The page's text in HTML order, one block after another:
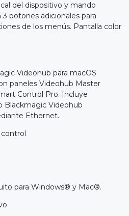
del dispositivo y mando
botones adicionales para
de los menús. Pantalla color
Videohub para macOS
paneles Videohub Master
Control Pro. Incluye
Blackmagic Videohub
Ethernet.
control
para Windows® y Mac®.